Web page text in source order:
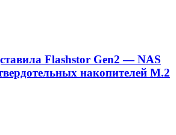
Flashstor Gen2 — NAS
накопителей M.2